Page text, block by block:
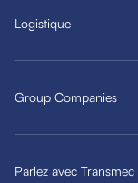
Logistique
Group Companies
Parlez avec Transmec